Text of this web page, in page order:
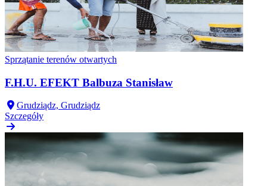
Sprzątanie terenów otwartych
F.H.U. EFEKT Balbuza Stanisław
Grudziądz, Grudziądz
Szczegóły